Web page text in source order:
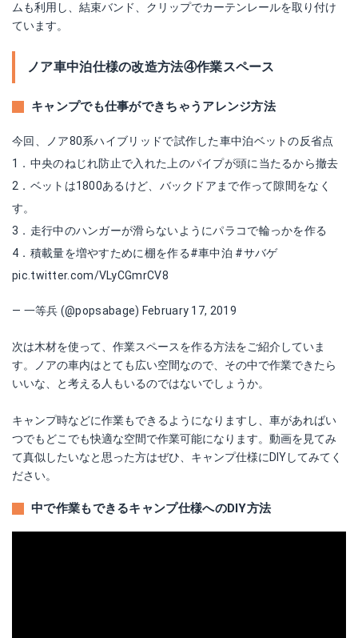
ムも利用し、結束バンド、クリップでカーテンレールを取り付け
ています。
ノア車中泊仕様の改造方法④作業スペース
キャンプでも仕事ができちゃうアレンジ方法
今回、ノア80系ハイブリッドで試作した車中泊ベットの反省点
1．中央のねじれ防止で入れた上のパイプが頭に当たるから撤去
2．ベットは1800あるけど、バックドアまで作って隙間をなく
す。
3．走行中のハンガーが滑らないようにパラコで輪っかを作る
4．積載量を増やすために棚を作る#車中泊 #サバゲ
pic.twitter.com/VLyCGmrCV8
— 一等兵 (@popsabage) February 17, 2019
次は木材を使って、作業スペースを作る方法をご紹介していま
す。ノアの車内はとても広い空間なので、その中で作業できたら
いいな、と考える人もいるのではないでしょうか。
キャンプ時などに作業もできるようになりますし、車があればい
つでもどこでも快適な空間で作業可能になります。動画を見てみ
て真似したいなと思った方はぜひ、キャンプ仕様にDIYしてみてく
ださい。
中で作業もできるキャンプ仕様へのDIY方法